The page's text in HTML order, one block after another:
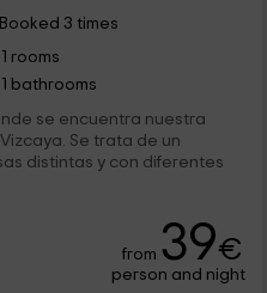
Booked 3 times
1 rooms
1 bathrooms
se encuentra nuestra
Se trata de un
distintas y con diferentes
from 39€
person and night